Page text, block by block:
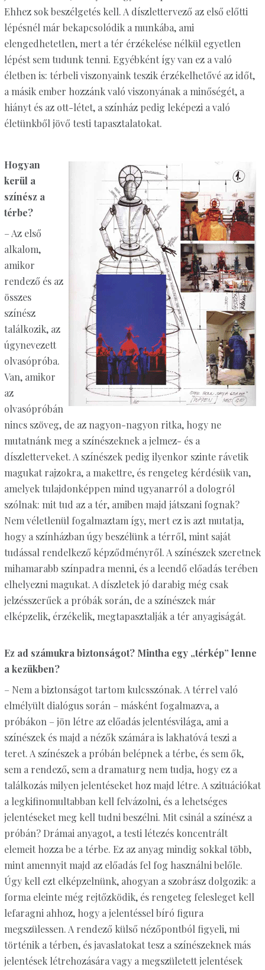
Ehhez sok beszélgetés kell. A díszlettervező az első előtti
lépésnél már bekapcsolódik a munkába, ami
elengedhetetlen, mert a tér érzékelése nélkül egyetlen
lépést sem tudunk tenni. Egyébként így van ez a való
életben is: térbeli viszonyaink teszik érzékelhetővé az időt,
a másik ember hozzánk való viszonyának a minőségét, a
hiányt és az ott-létet, a színház pedig leképezi a való
életünkből jövő testi tapasztalatokat.
Hogyan
kerül a
színész a
térbe?
– Az első
alkalom,
amikor
rendező és az
összes
színész
találkozik, az
úgynevezett
olvasópróba.
Van, amikor
az
olvasópróbán
nincs szöveg, de az nagyon-nagyon ritka, hogy ne
mutatnánk meg a színészeknek a jelmez- és a
díszletterveket. A színészek pedig ilyenkor szinte rávetik
magukat rajzokra, a makettre, és rengeteg kérdésük van,
amelyek tulajdonképpen mind ugyanarról a dologról
szólnak: mit tud az a tér, amiben majd játszani fognak?
Nem véletlenül fogalmaztam így, mert ez is azt mutatja,
hogy a színházban úgy beszélünk a térről, mint saját
tudással rendelkező képződményről. A színészek szeretnek
mihamarabb színpadra menni, és a leendő előadás terében
elhelyezni magukat. A díszletek jó darabig még csak
jelzésszerűek a próbák során, de a színészek már
elképzelik, érzékelik, megtapasztalják a tér anyagiságát.
Ez ad számukra biztonságot? Mintha egy „térkép” lenne
a kezükben?
– Nem a biztonságot tartom kulcsszónak. A térrel való
elmélyült dialógus során – másként fogalmazva, a
próbákon – jön létre az előadás jelentésvilága, ami a
színészek és majd a nézők számára is lakhatóvá teszi a
teret. A színészek a próbán belépnek a térbe, és sem ők,
sem a rendező, sem a dramaturg nem tudja, hogy ez a
találkozás milyen jelentéseket hoz majd létre. A szituációkat
a legkifinomultabban kell felvázolni, és a lehetséges
jelentéseket meg kell tudni beszélni. Mit csinál a színész a
próbán? Drámai anyagot, a testi létezés koncentrált
elemeit hozza be a térbe. Ez az anyag mindig sokkal több,
mint amennyit majd az előadás fel fog használni belőle.
Úgy kell ezt elképzelnünk, ahogyan a szobrász dolgozik: a
forma eleinte még rejtőzködik, és rengeteg felesleget kell
lefaragni ahhoz, hogy a jelentéssel bíró figura
megszülessen. A rendező külső nézőpontból figyeli, mi
történik a térben, és javaslatokat tesz a színészeknek más
jelentések létrehozására vagy a megszületett jelentések